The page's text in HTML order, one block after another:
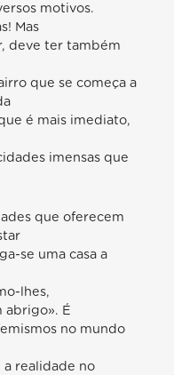
motivos.
Mas
deve ter também
que se começa a
é mais imediato,
imensas que
que oferecem
se uma casa a
lhes,
abrigo». É
no mundo
a realidade no